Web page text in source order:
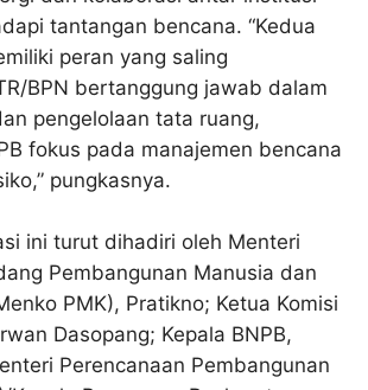
tantangan bencana. “Kedua
peran yang saling
BPN bertanggung jawab dalam
pengelolaan tata ruang,
fokus pada manajemen bencana
pungkasnya.
ini turut dihadiri oleh Menteri
Pembangunan Manusia dan
PMK), Pratikno; Ketua Komisi
Dasopang; Kepala BNPB,
Perencanaan Pembangunan